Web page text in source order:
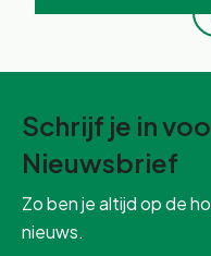
Schrijf je in
Nieuwsbrief
Zo ben je altijd op de
nieuws.